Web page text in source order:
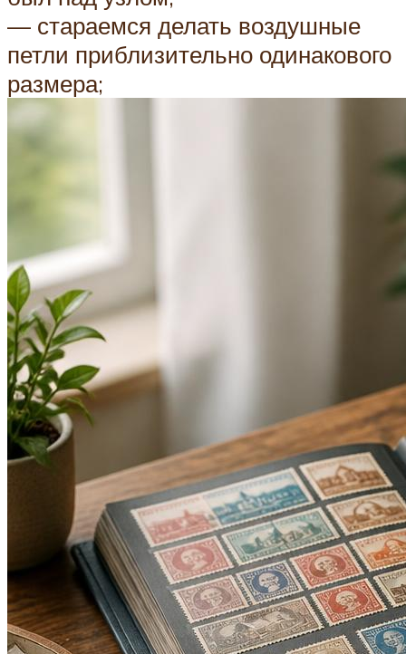
— стараемся делать воздушные
петли приблизительно одинакового
размера;